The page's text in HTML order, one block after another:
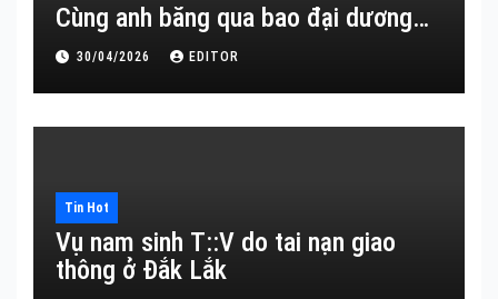
Cùng anh băng qua bao đại dương…
30/04/2026 EDITOR
Tin Hot
Vụ nam sinh T::V do tai nạn giao
thông ở Đắk Lắk